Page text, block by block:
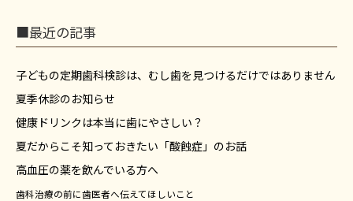
■最近の記事
子どもの定期歯科検診は、むし歯を見つけるだけではありません
夏季休診のお知らせ
健康ドリンクは本当に歯にやさしい？
夏だからこそ知っておきたい「酸蝕症」のお話
高血圧の薬を飲んでいる方へ
歯科治療の前に歯医者へ伝えてほしいこと